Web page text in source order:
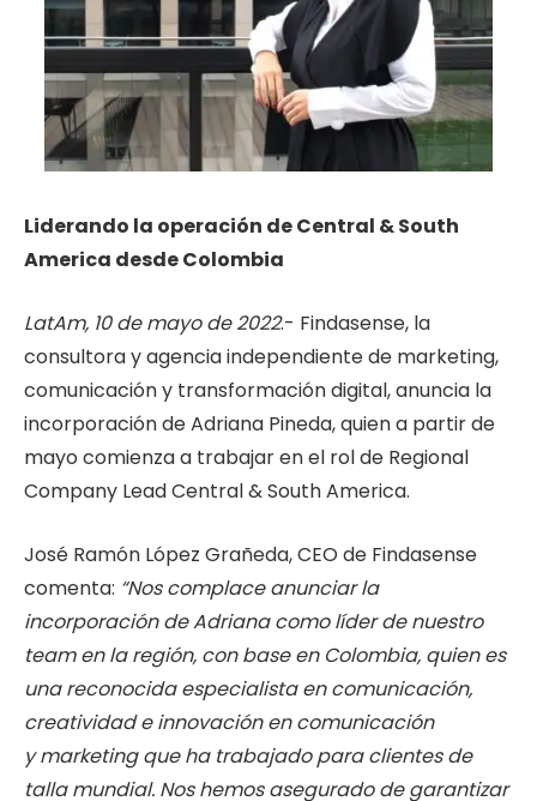
Liderando la operación de Central & South
America desde Colombia
LatAm, 10 de mayo de 2022.- Findasense, la
consultora y agencia independiente de marketing,
comunicación y transformación digital, anuncia la
incorporación de Adriana Pineda, quien a partir de
mayo comienza a trabajar en el rol de Regional
Company Lead Central & South America.
José Ramón López Grañeda, CEO de Findasense
comenta: “Nos complace anunciar la
incorporación de Adriana como líder de nuestro
team en la región, con base en Colombia, quien es
una reconocida especialista en comunicación,
creatividad e innovación en comunicación
y marketing que ha trabajado para clientes de
talla mundial. Nos hemos asegurado de garantizar